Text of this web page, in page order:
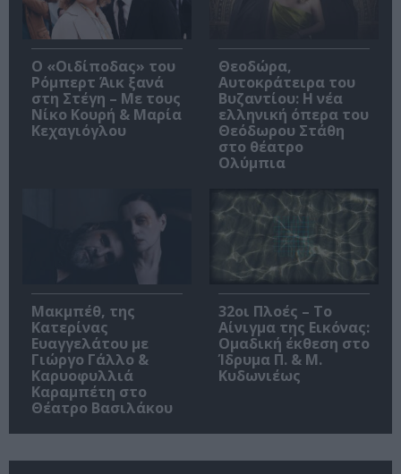
O «Οιδίποδας» του
Ρόμπερτ Άικ ξανά
στη Στέγη – Με τους
Νίκο Κουρή & Μαρία
Κεχαγιόγλου
Θεοδώρα,
Αυτοκράτειρα του
Βυζαντίου: Η νέα
ελληνική όπερα του
Θεόδωρου Στάθη
στο θέατρο
Ολύμπια
Μακμπέθ, της
Κατερίνας
Ευαγγελάτου με
Γιώργο Γάλλο &
Καρυοφυλλιά
Καραμπέτη στο
Θέατρο Βασιλάκου
32οι Πλοές – Το
Αίνιγμα της Εικόνας:
Ομαδική έκθεση στο
Ίδρυμα Π. & Μ.
Κυδωνιέως